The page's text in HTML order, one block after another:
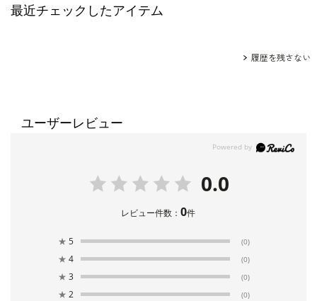
最近チェックしたアイテム
履歴を残さない
ユーザーレビュー
0.0
レビュー件数：0件
★ 5 (0)
★ 4 (0)
★ 3 (0)
★ 2 (0)